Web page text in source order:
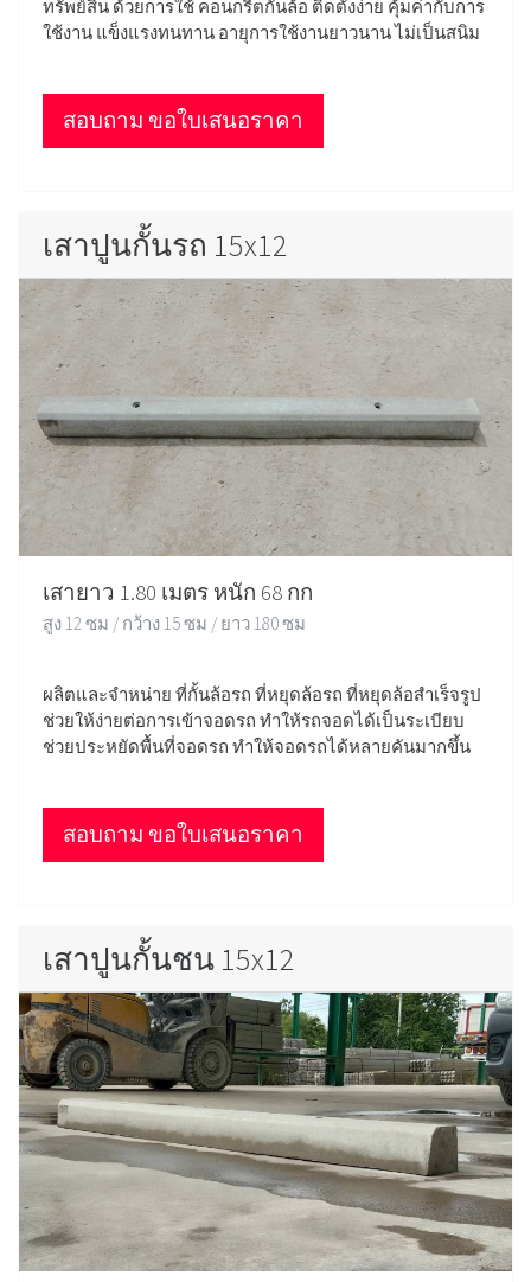
ทรัพย์สิน ด้วยการใช้ คอนกรีตกั้นล้อ ติดตั้งง่าย คุ้มค่ากับการ
ใช้งาน แข็งแรงทนทาน อายุการใช้งานยาวนาน ไม่เป็นสนิม
สอบถาม ขอใบเสนอราคา
เสาปูนกั้นรถ 15x12
เสายาว 1.80 เมตร หนัก 68 กก
สูง 12 ซม / กว้าง 15 ซม / ยาว 180 ซม
ผลิตและจำหน่าย ที่กั้นล้อรถ ที่หยุดล้อรถ ที่หยุดล้อสำเร็จรูป
ช่วยให้ง่ายต่อการเข้าจอดรถ ทำให้รถจอดได้เป็นระเบียบ
ช่วยประหยัดพื้นที่จอดรถ ทำให้จอดรถได้หลายคันมากขึ้น
สอบถาม ขอใบเสนอราคา
เสาปูนกั้นชน 15x12